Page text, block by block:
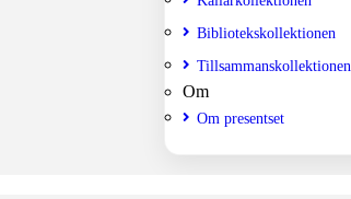
Bibliotekskollektionen
Tillsammanskollektionen
Om
Om presentset